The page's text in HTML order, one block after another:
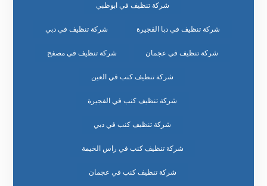
شركة تنظيف في ابوظبي
شركة تنظيف في دبا الفجيرة شركة تنظيف في دبي
شركة تنظيف في عجمان شركة تنظيف في مصفح
شركة تنظيف كنب في العين
شركة تنظيف كنب في الفجيرة
شركة تنظيف كنب في دبي
شركة تنظيف كنب في راس الخيمة
شركة تنظيف كنب في عجمان